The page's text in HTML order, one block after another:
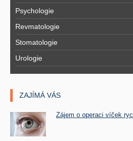
Psychologie
Revmatologie
Stomatologie
Urologie
ZAJÍMÁ VÁS
Zájem o operaci víček